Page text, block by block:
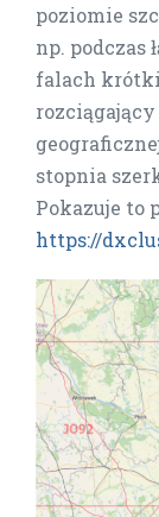
poziomie
np. podczas
falach
rozciągający
stopnia
Pokazuje to
https://